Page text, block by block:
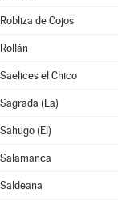
Robliza de Cojos
Rollán
Saelices el Chico
Sagrada (La)
Sahugo (El)
Salamanca
Saldeana